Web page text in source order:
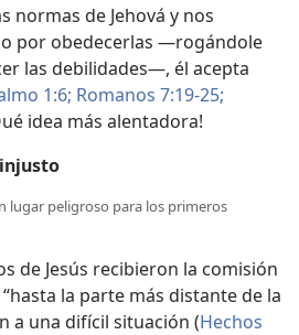
normas de Jehová y nos
por obedecerlas —rogándole
las debilidades—, él acepta
1:6; Romanos 7:19-25;
idea más alentadora!
lugar peligroso para los primeros
de Jesús recibieron la comisión
la parte más distante de la
a una difícil situación (Hechos